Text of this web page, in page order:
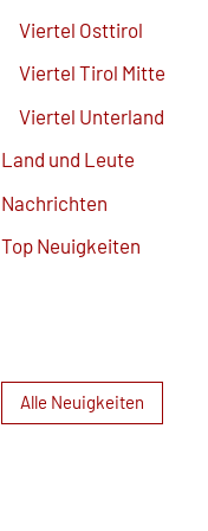
Viertel Osttirol
Viertel Tirol Mitte
Viertel Unterland
Land und Leute
Nachrichten
Top Neuigkeiten
Alle Neuigkeiten